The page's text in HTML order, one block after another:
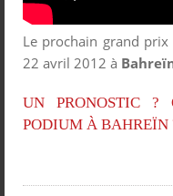
Le prochain grand
22 avril 2012 à
UN PRONOSTIC
PODIUM À BAHREÏN